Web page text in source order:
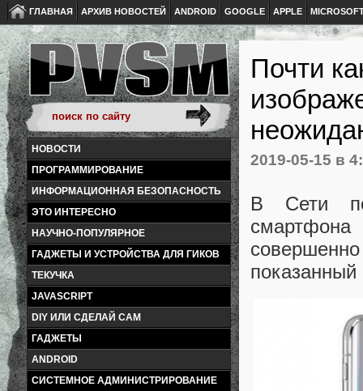
ГЛАВНАЯ АРХИВ НОВОСТЕЙ ANDROID GOOGLE APPLE
НОВОСТИ
ПРОГРАММИРОВАНИЕ
ИНФОРМАЦИОННАЯ БЕЗОПАСНОСТЬ
ЭТО ИНТЕРЕСНО
НАУЧНО-ПОПУЛЯРНОЕ
ГАДЖЕТЫ И УСТРОЙСТВА ДЛЯ ГИКОВ
ТЕКУЧКА
JAVASCRIPT
DIY ИЛИ СДЕЛАЙ САМ
ГАДЖЕТЫ
ANDROID
СИСТЕМНОЕ АДМИНИСТРИРОВАНИЕ
Почти
2019-05-15 в
В Сети